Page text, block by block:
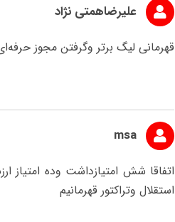
علیرضاهمتی نژاد
قهرمانی لیگ برتر وگرفتن مجوز
msa
اتفاقا شش امتیازداشت وده
استقلال وتراکتور قهرمانیم